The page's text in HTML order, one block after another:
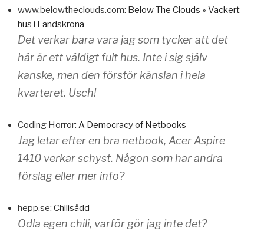
www.belowtheclouds.com: Below The Clouds » Vackert
hus i Landskrona
Det verkar bara vara jag som tycker att det
här är ett väldigt fult hus. Inte i sig själv
kanske, men den förstör känslan i hela
kvarteret. Usch!
Coding Horror: A Democracy of Netbooks
Jag letar efter en bra netbook, Acer Aspire
1410 verkar schyst. Någon som har andra
förslag eller mer info?
hepp.se: Chilisådd
Odla egen chili, varför gör jag inte det?